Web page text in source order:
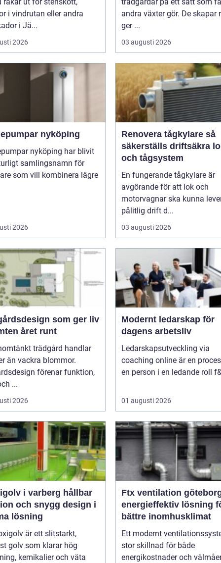
i vindrutan eller andra
i Jä...
2026
andra växter gör. De skapar
ger ...
03 augusti 2026
nyköping
nyköping har blivit
samlingsnamn för
som vill kombinera lägre
2026
Renovera tågkylare så
säkerställs driftsäkra
och tågsystem
En fungerande tågkylare är
avgörande för att lok och
motorvagnar ska kunna
pålitlig drift d...
03 augusti 2026
som ger liv
året runt
trädgård handlar
än vackra blommor.
förenar funktion,
...
2026
Modernt ledarskap för
dagens arbetsliv
Ledarskapsutveckling via
coaching online är en
en person i en ledande roll
01 augusti 2026
i varberg hållbar
och snygg design i
lösning
är ett slitstarkt,
golv som klarar hög
kemikalier och väta
Ftx ventilation
energieffektiv lösning
bättre inomhusklimat
Ett modernt
stor skillnad för både
energikostnader och